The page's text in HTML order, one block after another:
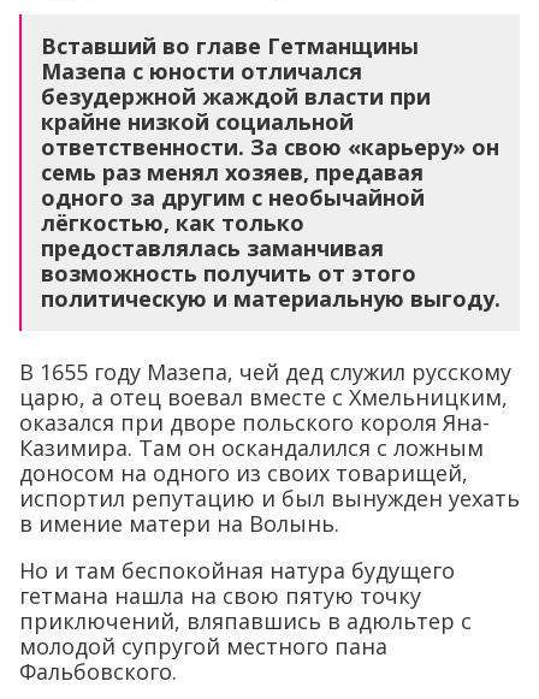
Вставший во главе Гетманщины
Мазепа с юности отличался
безудержной жаждой власти при
крайне низкой социальной
ответственности. За свою «карьеру» он
семь раз менял хозяев, предавая
одного за другим с необычайной
лёгкостью, как только
предоставлялась заманчивая
возможность получить от этого
политическую и материальную выгоду.
В 1655 году Мазепа, чей дед служил русскому
царю, а отец воевал вместе с Хмельницким,
оказался при дворе польского короля Яна-
Казимира. Там он оскандалился с ложным
доносом на одного из своих товарищей,
испортил репутацию и был вынужден уехать
в имение матери на Волынь.
Но и там беспокойная натура будущего
гетмана нашла на свою пятую точку
приключений, вляпавшись в адюльтер с
молодой супругой местного пана
Фальбовского.